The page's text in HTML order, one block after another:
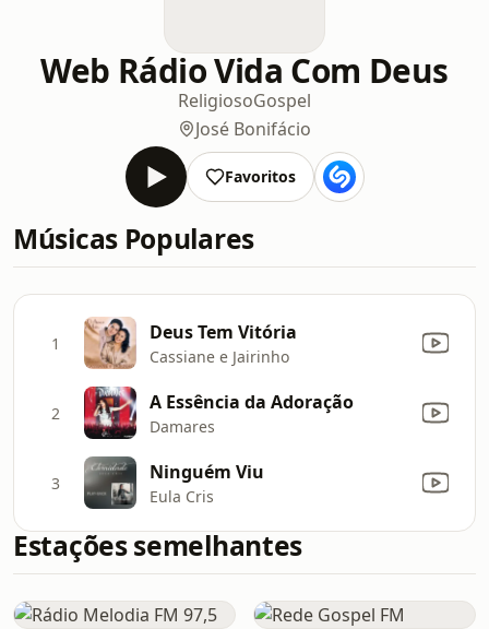
Web Rádio Vida Com Deus
ReligiosoGospel
José Bonifácio
Favoritos
Músicas Populares
1 Deus Tem Vitória
Cassiane e Jairinho
2 A Essência da Adoração
Damares
3 Ninguém Viu
Eula Cris
Estações semelhantes